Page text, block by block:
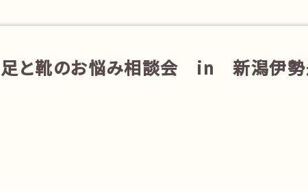
足と靴のお悩み相談会 in 新潟伊